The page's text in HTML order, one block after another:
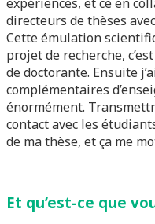
directeurs de thèses
Cette émulation
projet de recherche,
de doctorante. Ensuite
complémentaires
énormément.
contact avec les
de ma thèse, et ça me
Et qu’est-ce que